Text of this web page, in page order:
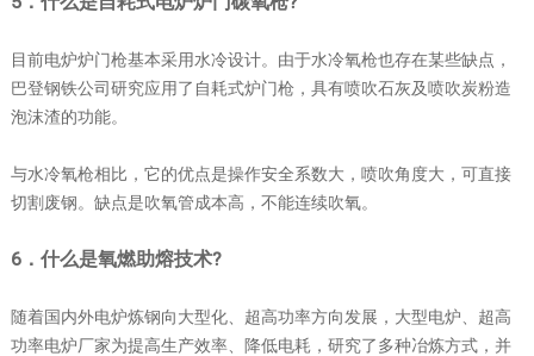
目前电炉炉门枪基本采用水冷设计。由于水冷氧枪也存在某些缺点，
巴登钢铁公司研究应用了自耗式炉门枪，具有喷吹石灰及喷吹炭粉造
泡沫渣的功能。
与水冷氧枪相比，它的优点是操作安全系数大，喷吹角度大，可直接
切割废钢。缺点是吹氧管成本高，不能连续吹氧。
6．什么是氧燃助熔技术?
随着国内外电炉炼钢向大型化、超高功率方向发展，大型电炉、超高
功率电炉厂家为提高生产效率、降低电耗，研究了多种冶炼方式，并